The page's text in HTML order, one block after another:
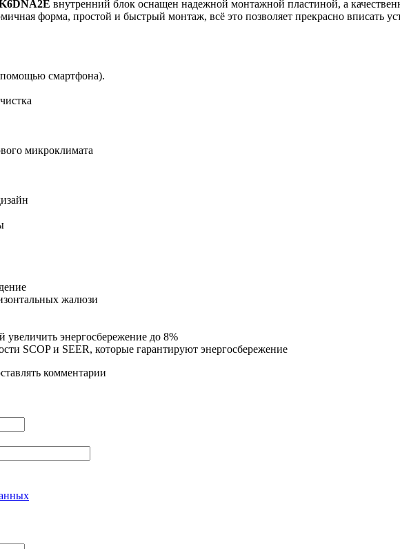
внутренний блок оснащен надежной монтажной пластиной, а
форма, простой и быстрый монтаж, всё это позволяет прекрасно вписать
помощью смартфона).
микроклимата
жалюзи
энергосбережение до 8%
SCOP и SEER, которые гарантируют энергосбережение
комментарии